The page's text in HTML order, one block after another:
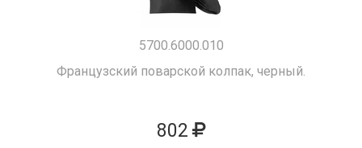
5700.6000.010
Французский поварской колпак, черный.
802